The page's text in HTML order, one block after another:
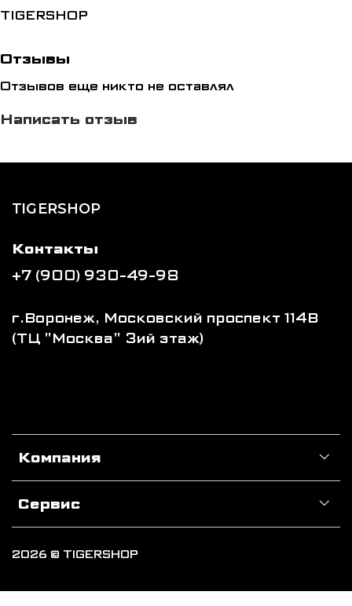
TIGERSHOP
Отзывы
Отзывов еще никто не оставлял
Написать отзыв
TIGERSHOP
Компания
Сервис
Контакты
+7 (900) 930-49-98
г.Воронеж, Московский проспект 114В
(ТЦ "Москва" 3ий этаж)
2026 © TIGERSHOP